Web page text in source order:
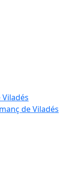
Viladés
de Viladés